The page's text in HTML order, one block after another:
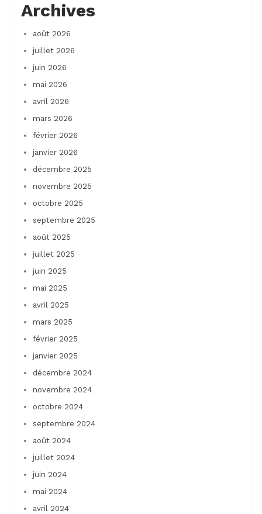
Archives
août 2026
juillet 2026
juin 2026
mai 2026
avril 2026
mars 2026
février 2026
janvier 2026
décembre 2025
novembre 2025
octobre 2025
septembre 2025
août 2025
juillet 2025
juin 2025
mai 2025
avril 2025
mars 2025
février 2025
janvier 2025
décembre 2024
novembre 2024
octobre 2024
septembre 2024
août 2024
juillet 2024
juin 2024
mai 2024
avril 2024